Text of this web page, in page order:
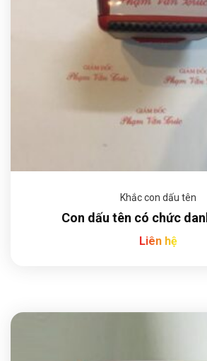
Khắc con dấu tên
Con dấu tên có chức
Liên hệ